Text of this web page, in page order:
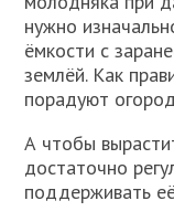
нужно
ёмкости с
землёй. Как
порадуют
А чтобы
достаточно
поддерживать